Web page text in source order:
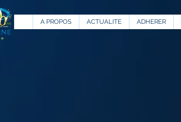
A PROPOS ACTUALITE ADHERER